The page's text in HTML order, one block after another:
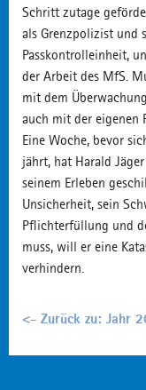
Schritt zutage
als Grenzpolizist und
Passkontrolleinheit,
der Arbeit des MfS.
mit dem
auch mit der eigenen
Eine Woche, bevor
jährt, hat Harald
seinem Erleben
Unsicherheit, sein
Pflichterfüllung und
muss, will er eine
verhindern.
<- Zurück zu: Jahr